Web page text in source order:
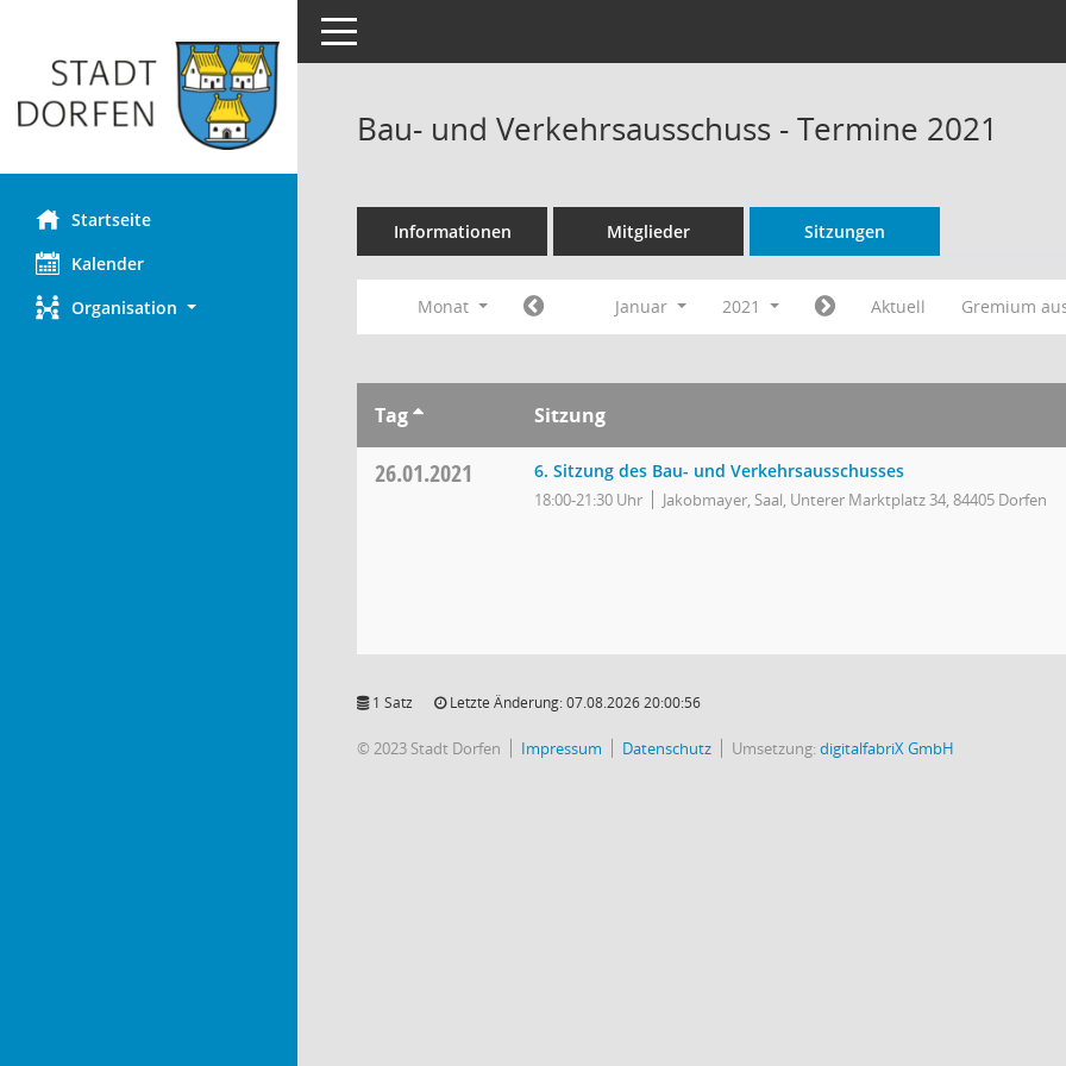
Startseite
Kalender
Organisation
Toggle navigation
Bau- und Verkehrsausschuss - Termine 2021
Informationen Mitglieder Sitzungen
Monat Januar 2021 Aktuell Gremium
Tag Sitzung
26.01.2021 6. Sitzung des Bau- und Verkehrsausschusses
18:00-21:30 Uhr Jakobmayer, Saal, Unterer Marktplatz 34, 84405 Dorfen
1 Satz Letzte Änderung: 07.08.2026 20:00:56
© 2023 Stadt Dorfen Impressum Datenschutz Umsetzung:digitalfabriX GmbH